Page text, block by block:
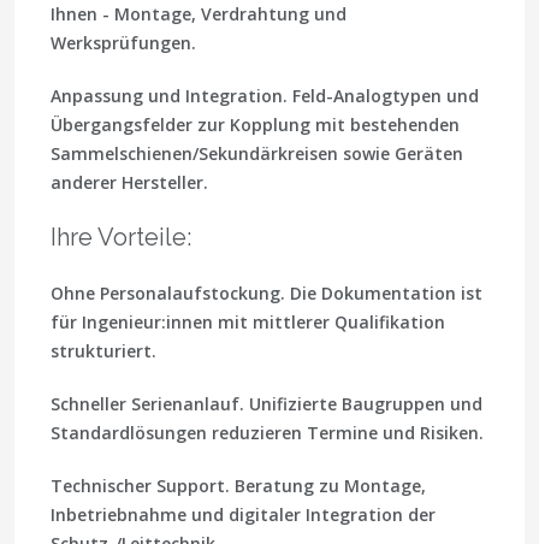
Ihnen - Montage, Verdrahtung und
Werksprüfungen.
Anpassung und Integration. Feld-Analogtypen und
Übergangsfelder zur Kopplung mit bestehenden
Sammelschienen/Sekundärkreisen sowie Geräten
anderer Hersteller.
Ihre Vorteile:
Ohne Personalaufstockung. Die Dokumentation ist
für Ingenieur:innen mit mittlerer Qualifikation
strukturiert.
Schneller Serienanlauf. Unifizierte Baugruppen und
Standardlösungen reduzieren Termine und Risiken.
Technischer Support. Beratung zu Montage,
Inbetriebnahme und digitaler Integration der